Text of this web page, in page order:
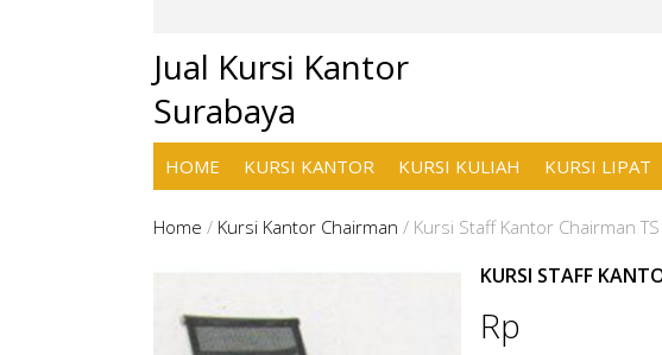
Jual Kursi Kantor
Surabaya
HOME KURSI KANTOR KURSI KULIAH KURSI LIPAT
Home / Kursi Kantor Chairman / Kursi Staff Kantor Chairman
KURSI STAFF
Rp